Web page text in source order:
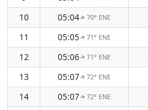
10
05:04↑70° ENE
11
05:05↑71° ENE
12
05:06↑71° ENE
13
05:07↑72° ENE
14
05:07↑72° ENE